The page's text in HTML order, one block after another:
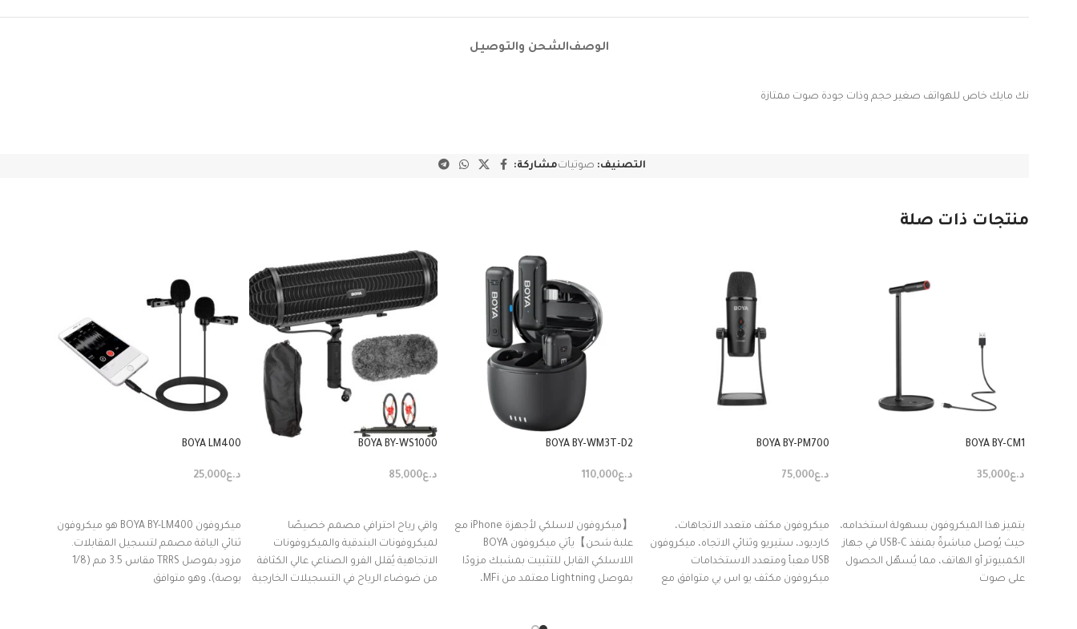
الوصفالشحن والتوصيل
نك مايك خاص للهواتف صغير حجم وذات جودة صوت ممتازة
التصنيف: صوتياتمشاركة:
منتجات ذات صلة
BOYA BY-CM1
د.ع35,000
يتميز هذا الميكروفون بسهولة استخدامه،
حيث يُوصل مباشرةً بمنفذ USB-C في جهاز
الكمبيوتر أو الهاتف، مما يُسهّل الحصول
على صوت
BOYA BY-PM700
د.ع75,000
ميكروفون مكثف متعدد الاتجاهات،
كارديود، ستيريو وثنائي الاتجاه، ميكروفون
USB معبأ ومتعدد الاستخدامات
ميكروفون مكثف يو اس بي متوافق مع
BOYA BY-WM3T-D2
د.ع110,000
【ميكروفون لاسلكي لأجهزة iPhone مع
علبة شحن】يأتي ميكروفون BOYA
اللاسلكي القابل للتثبيت بمشبك مزودًا
بموصل Lightning معتمد من MFi،
BOYA BY-WS1000
د.ع85,000
واقي رياح احترافي مصمم خصيصًا
لميكروفونات البندقية والميكروفونات
الاتجاهية يُقلل الفرو الصناعي عالي الكثافة
من ضوضاء الرياح في التسجيلات الخارجية
BOYA LM400
د.ع25,000
ميكروفون BOYA BY-LM400 هو ميكروفون
ثنائي الياقة مصمم لتسجيل المقابلات.
مزود بموصل TRRS مقاس 3.5 مم (1/8
بوصة)، وهو متوافق